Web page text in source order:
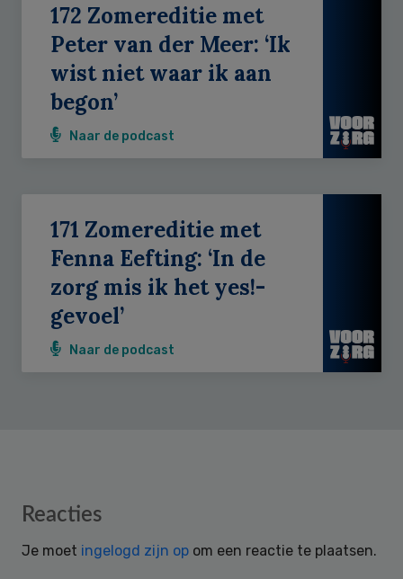
172 Zomereditie met
Peter van der Meer: ‘Ik
wist niet waar ik aan
begon’
Naar de podcast
171 Zomereditie met
Fenna Eefting: ‘In de
zorg mis ik het yes!-
gevoel’
Naar de podcast
Reader
Reacties
Je moet ingelogd zijn op om een reactie te plaatsen.